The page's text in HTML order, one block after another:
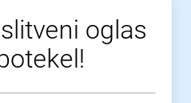
oglas